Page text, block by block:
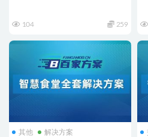
104 259
其他 解决方案